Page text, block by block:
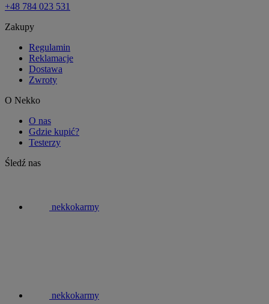
+48 784 023 531
Zakupy
Regulamin
Reklamacje
Dostawa
Zwroty
O Nekko
O nas
Gdzie kupić?
Testerzy
Śledź nas
nekkokarmy
nekkokarmy